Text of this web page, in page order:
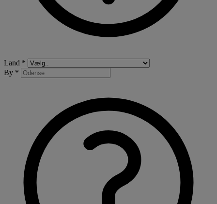
Land *
By *